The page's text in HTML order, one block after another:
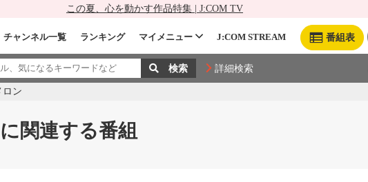
この夏、心を動かす作品特集 | J:COM TV
番組表
チャンネル一覧 ランキング マイメニュー J:COM STREAM
詳細検索
ロン
関連する番組